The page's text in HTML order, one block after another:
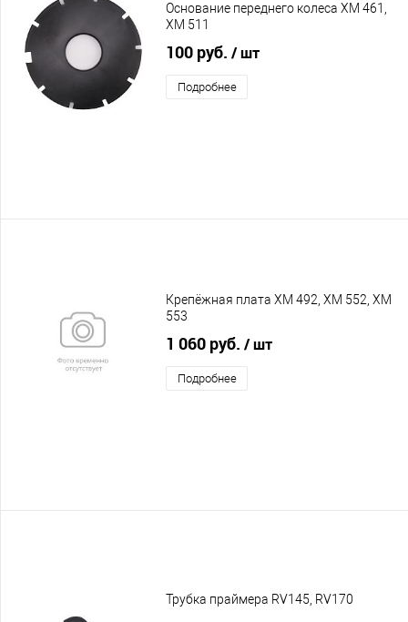
Основание переднего колеса XM 461,
XM 511
100 руб. / шт
Подробнее
Крепёжная плата XM 492, XM 552, XM
553
1 060 руб. / шт
Подробнее
Трубка праймера RV145, RV170